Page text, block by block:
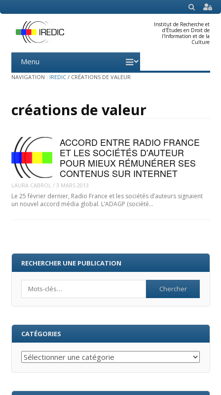
SEARCH
Institut de Recherche et
d'Études en Droit de
l'Information et de la
Culture
Menu
content
NAVIGATION : IREDIC / CRÉATIONS DE VALEUR
créations de valeur
ACCORD ENTRE RADIO FRANCE
ET LES SOCIÉTÉS D'AUTEUR
POUR MIEUX RÉMUNÉRER SES
CONTENUS SUR INTERNET
LAURA CABROL / 3 MARS 2013
Le 25 février dernier, Radio France et les sociétés d’auteurs signaient
un nouvel accord média global. L’ADAGP (société…
RECHERCHER UNE PUBLICATION
CATÉGORIES
Catégories